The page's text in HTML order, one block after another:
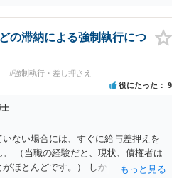
続人に請求していくか、それが難しい
よろしいかと思います。
の滞納による強制執行につ
#強制執行・差し押さえ
役にたった 9
士
ない場合には、すぐに給与差押えを
（当職の経験だと、現状、債権者は
ほとんどです。） しかしながら、一